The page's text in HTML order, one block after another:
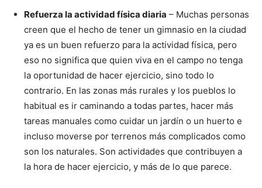
Refuerza la actividad física diaria – Muchas personas
creen que el hecho de tener un gimnasio en la ciudad
ya es un buen refuerzo para la actividad física, pero
eso no significa que quien viva en el campo no tenga
la oportunidad de hacer ejercicio, sino todo lo
contrario. En las zonas más rurales y los pueblos lo
habitual es ir caminando a todas partes, hacer más
tareas manuales como cuidar un jardín o un huerto e
incluso moverse por terrenos más complicados como
son los naturales. Son actividades que contribuyen a
la hora de hacer ejercicio, y más de lo que parece.